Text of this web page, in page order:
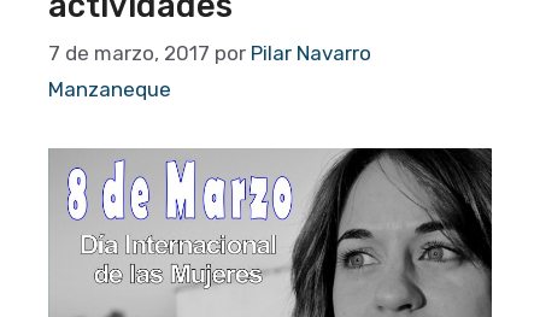
7 de marzo, 2017 por Pilar Navarro
Manzaneque